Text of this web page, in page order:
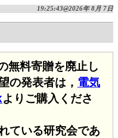
19:25:43@2026年 8月 7日
無料寄贈を廃止し
の発表者は， 電気
よりご購入くださ
ている研究会であ